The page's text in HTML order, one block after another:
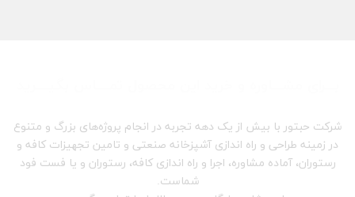
شرکت حبتور با بیش از یک دهه تجربه در انجام پروژه‌های بزرگ و متنوع
در زمینه طراحی و راه اندازی آشپزخانه صنعتی و تامین تجهیزات کافه و
رستوران، آماده مشاوره، اجرا و راه اندازی کافه، رستوران و یا فست فود
شماست.